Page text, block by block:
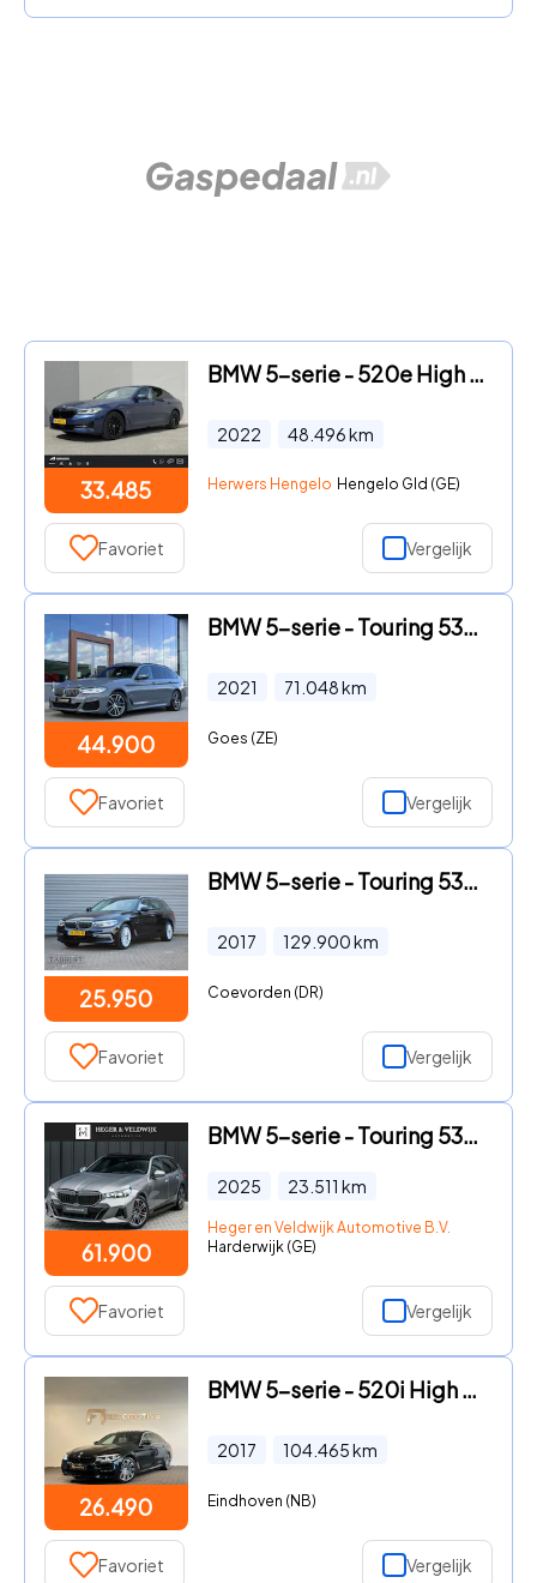
33.485
BMW 5-serie - 520e High Executive / Elektrische stoelen & geheugen / Stuur
2022 48.496km
Herwers Hengelo Hengelo Gld (GE)
Favoriet Vergelijk
44.900
BMW 5-serie - Touring 530i High Executive M-Sport | Pano | Headup | Laser
2021 71.048km
Goes (ZE)
Favoriet Vergelijk
25.950
BMW 5-serie - Touring 530i High Executive Luxury Line Trekhaak
2017 129.900km
Coevorden (DR)
Favoriet Vergelijk
61.900
BMW 5-serie - Touring 530e xDrive | M-Sport Pro | Panoramadak | Harman Kar
2025 23.511 km
Heger en Veldwijk Automotive B.V.
Harderwijk (GE)
Favoriet Vergelijk
26.490
BMW 5-serie - 520i High Executive M Sport Pano|Memory|Sfeer
2017 104.465km
Eindhoven (NB)
Favoriet Vergelijk